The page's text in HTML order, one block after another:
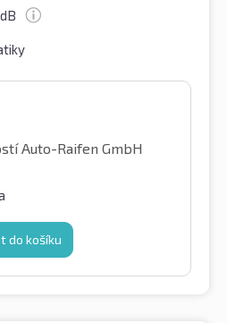
Auto-Raifen GmbH
do košíku